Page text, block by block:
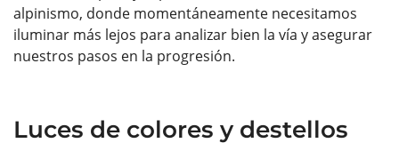
alpinismo, donde momentáneamente necesitamos
iluminar más lejos para analizar bien la vía y asegurar
nuestros pasos en la progresión.
Luces de colores y destellos